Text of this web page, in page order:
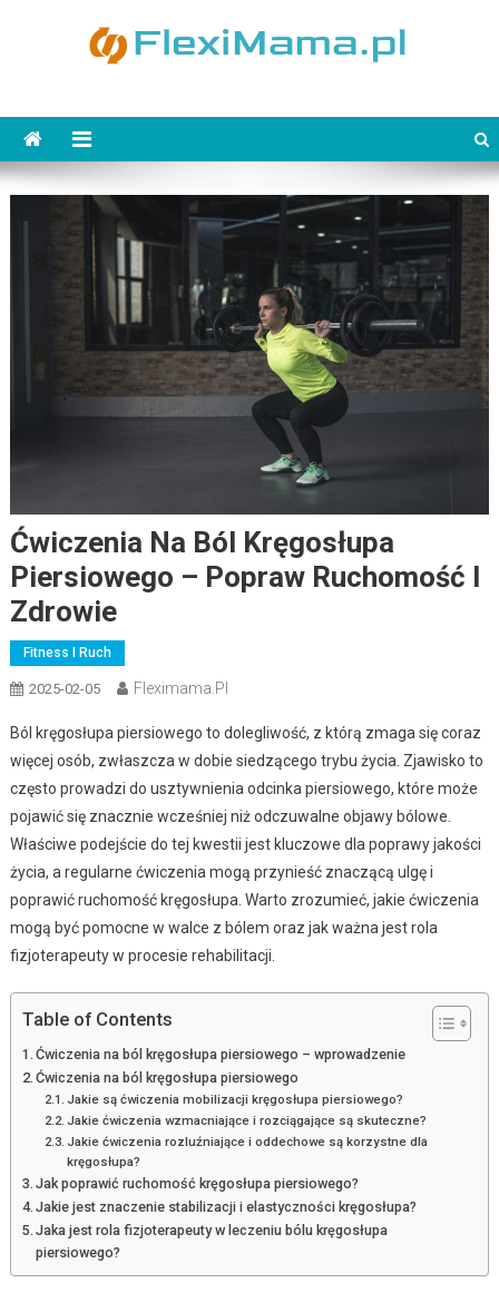
Ćwiczenia Na Ból Kręgosłupa
Piersiowego – Popraw Ruchomość I
Zdrowie
Fitness I Ruch
2025-02-05 Fleximama.pl
Ból kręgosłupa piersiowego to dolegliwość, z którą zmaga się coraz
więcej osób, zwłaszcza w dobie siedzącego trybu życia. Zjawisko to
często prowadzi do usztywnienia odcinka piersiowego, które może
pojawić się znacznie wcześniej niż odczuwalne objawy bólowe.
Właściwe podejście do tej kwestii jest kluczowe dla poprawy jakości
życia, a regularne ćwiczenia mogą przynieść znaczącą ulgę i
poprawić ruchomość kręgosłupa. Warto zrozumieć, jakie ćwiczenia
mogą być pomocne w walce z bólem oraz jak ważna jest rola
fizjoterapeuty w procesie rehabilitacji.
Table of Contents
Ćwiczenia na ból kręgosłupa piersiowego – wprowadzenie
Ćwiczenia na ból kręgosłupa piersiowego
Jakie są ćwiczenia mobilizacji kręgosłupa piersiowego?
Jakie ćwiczenia wzmacniające i rozciągające są skuteczne?
Jakie ćwiczenia rozluźniające i oddechowe są korzystne dla
kręgosłupa?
Jak poprawić ruchomość kręgosłupa piersiowego?
Jakie jest znaczenie stabilizacji i elastyczności kręgosłupa?
Jaka jest rola fizjoterapeuty w leczeniu bólu kręgosłupa
piersiowego?